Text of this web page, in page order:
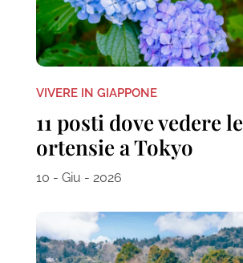
VIVERE IN GIAPPONE
11 posti dove vedere le
ortensie a Tokyo
10 - Giu - 2026